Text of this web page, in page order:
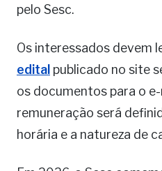
pelo Sesc.
Os interessados devem
edital publicado no site
os documentos para o
remuneração será
horária e a natureza de